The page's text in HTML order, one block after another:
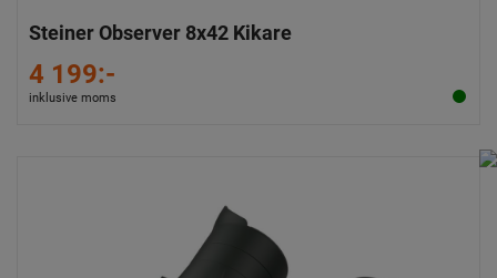
Steiner Observer 8x42 Kikare
4 199:-
inklusive moms